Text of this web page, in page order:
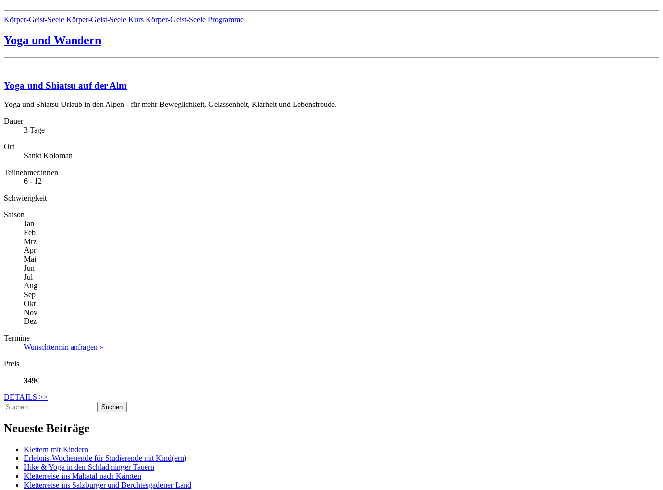
Kategorien
Körper-Geist-Seele Körper-Geist-Seele Kurs Körper-Geist-Seele Programme
Yoga und Wandern
Yoga und Shiatsu auf der Alm
Yoga und Shiatsu Urlaub in den Alpen - für mehr Beweglichkeit, Gelassenheit, Klarheit und Lebensfreude.
Dauer
3 Tage
Ort
Sankt Koloman
Teilnehmer:innen
6 - 12
Schwierigkeit
Saison
Jan
Feb
Mrz
Apr
Mai
Jun
Jul
Aug
Sep
Okt
Nov
Dez
Termine
Wunschtermin anfragen »
Preis
349€
DETAILS >>
Suche
nach:
Neueste Beiträge
Klettern mit Kindern
Erlebnis-Wochenende für Studierende mit Kind(ern)
Hike & Yoga in den Schladminger Tauern
Kletterreise ins Maltatal nach Kärnten
Kletterreise ins Salzburger und Berchtesgadener Land